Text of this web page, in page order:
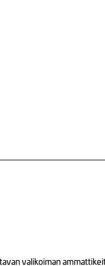
valikoiman